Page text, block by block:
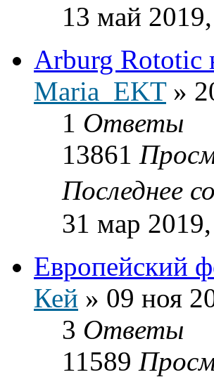
13 май
Arburg Rototic
Maria_EKT»
1 Ответы
13861
Последнее
31 мар
Европейский
Кей » 09 ноя
3 Ответы
11589